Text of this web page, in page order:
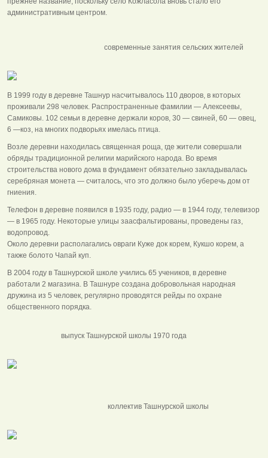
административным центром.
современные занятия сельских жителей
В 1999 году в деревне Ташнур насчитывалось 110 дворов, в которых
проживали 298 человек. Распространенные фамилии — Алексеевы,
Самиковы. 102 семьи в деревне держали коров, 30 — свиней, 60 — овец,
6 —коз, на многих подворьях имелась птица.
Возле деревни находилась священная роща, где жители совершали
обряды традиционной религии марийского народа. Во время
строительства нового дома в фундамент обязательно закладывалась
серебряная монета — считалось, что это должно было уберечь дом от
гниения.
Телефон в деревне появился в 1935 году, радио — в 1944 году, телевизор
— в 1965 году. Некоторые улицы заасфальтированы, проведены газ,
водопровод.
Около деревни располагались овраги Куже док корем, Кукшо корем, а
также болото Чапай куп.
В 2004 году в Ташнурской школе учились 65 учеников, в деревне
работали 2 магазина. В Ташнуре создана добровольная народная
дружина из 5 человек, регулярно проводятся рейды по охране
общественного порядка.
выпуск Ташнурской школы 1970 года
коллектив Ташнурской школы